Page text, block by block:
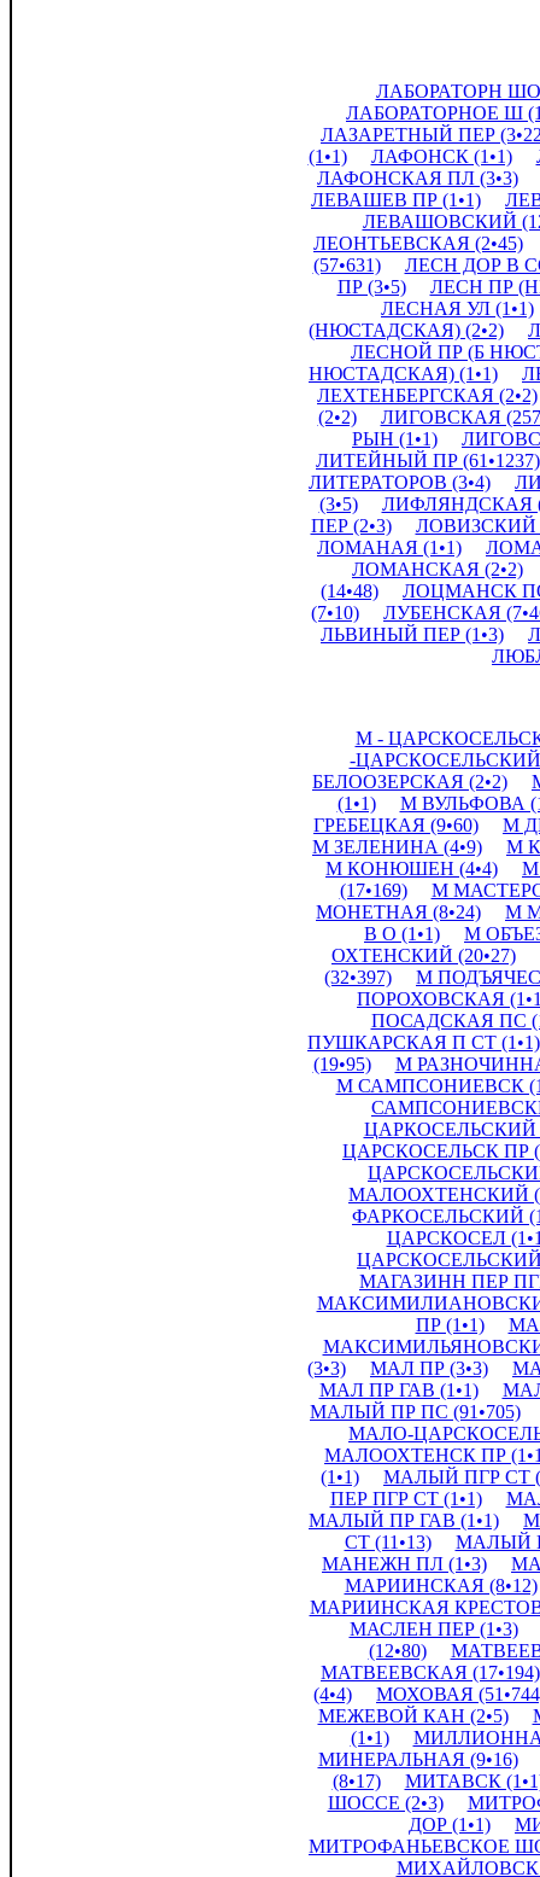
ЛАБОРАТОРН
ЛАБОРАТОРНОЕ Ш
ЛАЗАРЕТНЫЙ ПЕР
(1•1)
ЛАФОНСК (1•1)
ЛАФОНСКАЯ ПЛ (3•3)
ЛЕВАШЕВ ПР (1•1)
ЛЕВАШОВСКИЙ
ЛЕОНТЬЕВСКАЯ (2•45)
(57•631)
ЛЕСН ДОР В
ПР (3•5)
ЛЕСН ПР
ЛЕСНАЯ УЛ (1•1)
(НЮСТАДСКАЯ) (2•2)
ЛЕСНОЙ ПР (Б
НЮСТАДСКАЯ) (1•1)
ЛЕХТЕНБЕРГСКАЯ (2•2)
(2•2)
ЛИГОВСКАЯ
РЫН (1•1)
ЛИТЕЙНЫЙ ПР (61•1237)
ЛИТЕРАТОРОВ (3•4)
(3•5)
ЛИФЛЯНДСКАЯ
ПЕР (2•3)
ЛОВИЗСКИЙ
ЛОМАНАЯ (1•1)
ЛОМАНСКАЯ (2•2)
(14•48)
ЛОЦМАНСК
(7•10)
ЛУБЕНСКАЯ
ЛЬВИНЫЙ ПЕР (1•3)
М -
-ЦАРСКОСЕЛЬСКИЙ
БЕЛООЗЕРСКАЯ (2•2)
(1•1)
М ВУЛЬФОВА
ГРЕБЕЦКАЯ (9•60)
М
М ЗЕЛЕНИНА (4•9)
М
М КОНЮШЕН (4•4)
М
(17•169)
М
МОНЕТНАЯ (8•24)
М
В О (1•1)
М
ОХТЕНСКИЙ (20•27)
(32•397)
М
ПОРОХОВСКАЯ
ПОСАДСКАЯ ПС
ПУШКАРСКАЯ П СТ (1•1)
(19•95)
М
М САМПСОНИЕВСК
ЦАРКОСЕЛЬСКИЙ
ЦАРСКОСЕЛЬСК ПР
ЦАРСКОСЕЛЬСКИЙ
МАЛООХТЕНСКИЙ
ФАРКОСЕЛЬСКИЙ
ЦАРСКОСЕЛ
ЦАРСКОСЕЛЬСКИЙ
МАГАЗИНН ПЕР
МАКСИМИЛИАНОВСКИЙ
ПР (1•1)
(3•3)
МАЛ ПР (3•3)
МАЛ ПР ГАВ (1•1)
МАЛЫЙ ПР ПС (91•705)
МАЛО-
МАЛООХТЕНСК ПР
(1•1)
МАЛЫЙ ПГР СТ
ПЕР ПГР СТ (1•1)
МАЛЫЙ ПР ГАВ (1•1)
СТ (11•13)
МАЛЫЙ
МАНЕЖН ПЛ (1•3)
МАРИИНСКАЯ (8•12)
МАРИИНСКАЯ
МАСЛЕН ПЕР (1•3)
(12•80)
МАТВЕЕВСКАЯ (17•194)
(4•4)
МОХОВАЯ
МЕЖЕВОЙ КАН (2•5)
(1•1)
МИНЕРАЛЬНАЯ (9•16)
(8•17)
МИТАВСК
ШОССЕ (2•3)
ДОР (1•1)
МИТРОФАНЬЕВСКОЕ
МИХАЙЛОВСК